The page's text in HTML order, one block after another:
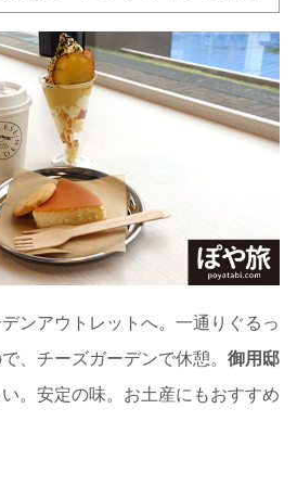
ンアウトレットへ。一通りぐるっ
、チーズガーデンで休憩。 御用邸
い。安定の味。お土産にもおすすめ